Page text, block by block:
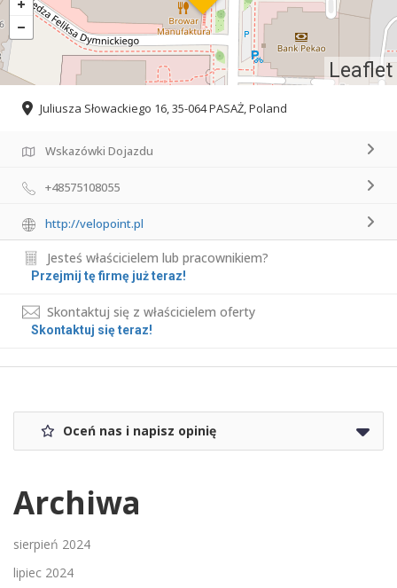
Leaflet
Juliusza Słowackiego 16, 35-064 PASAŻ, Poland
Wskazówki Dojazdu
+48575108055
http://velopoint.pl
Jesteś właścicielem lub pracownikiem?
Przejmij tę firmę już teraz!
Skontaktuj się z właścicielem oferty
Skontaktuj się teraz!
Oceń nas i napisz opinię
Archiwa
sierpień 2024
lipiec 2024